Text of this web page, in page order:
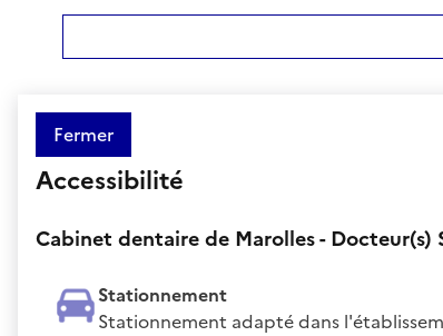
Fermer
Accessibilité
Cabinet dentaire de Marolles - Docteur(s)
Stationnement
Stationnement adapté dans